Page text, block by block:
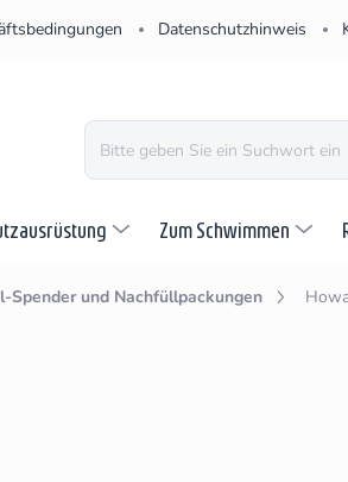
Datenschutzhinweis
Zum Schwimmen
Spender und Nachfüllpackungen